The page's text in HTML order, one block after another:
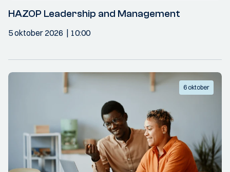
HAZOP Leadership and Management
5 oktober 2026 10:00
6 oktober